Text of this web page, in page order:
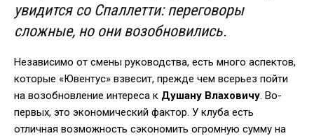
увидится со Спаллетти: переговоры
сложные, но они возобновились.
Независимо от смены руководства, есть много аспектов,
которые «Ювентус» взвесит, прежде чем всерьез пойти
на возобновление интереса к Душану Влаховичу. Во-
первых, это экономический фактор. У клуба есть
отличная возможность сэкономить огромную сумму на